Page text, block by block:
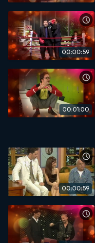
00:00:59
00:01:00
00:00:59